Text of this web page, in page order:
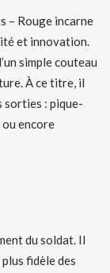
– Rouge incarne
et innovation.
simple couteau
À ce titre, il
sorties : pique-
ou encore
du soldat. Il
fidèle des